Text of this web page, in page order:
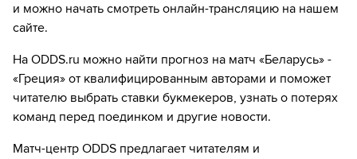
88´
Вот и все! Рефери свистит финальный свисток
и можно начать смотреть онлайн-трансляцию на нашем
сайте.
На ODDS.ru можно найти прогноз на матч «Беларусь» -
«Греция» от квалифицированным авторами и поможет
читателю выбрать ставки букмекеров, узнать о потерях
команд перед поединком и другие новости.
Матч-центр ODDS предлагает читателям и